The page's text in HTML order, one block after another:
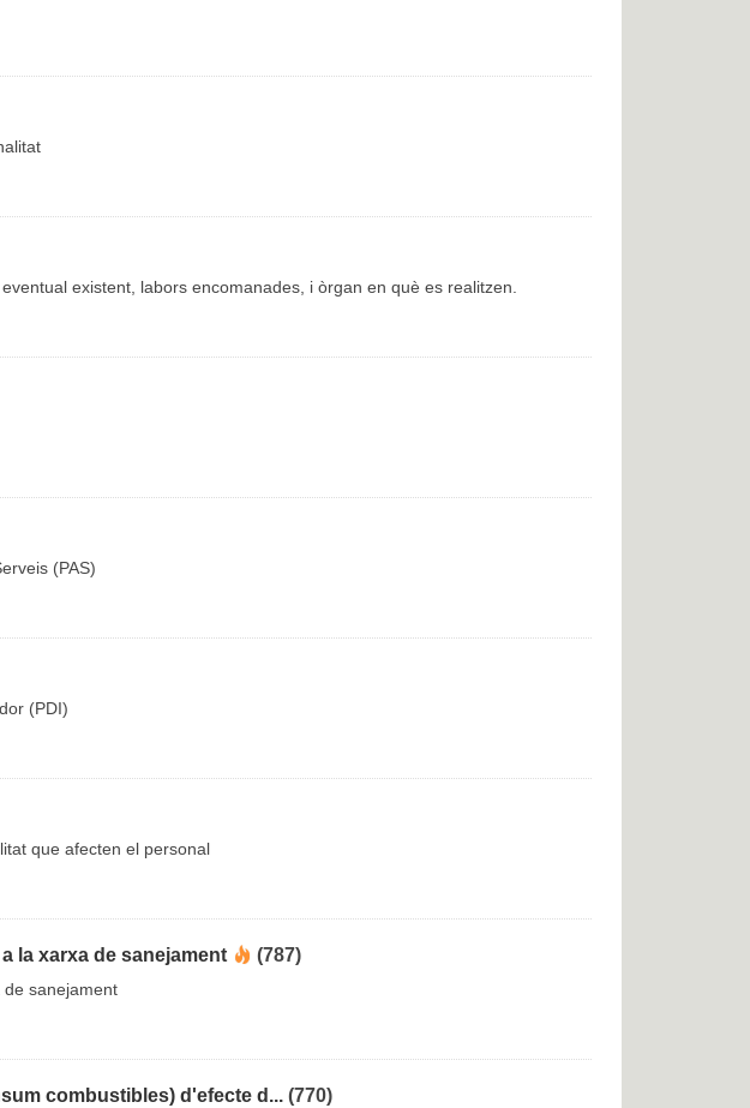
existent, labors encomanades, i òrgan en què es realitzen.
(PAS)
(PDI)
que afecten el personal
la xarxa de sanejament (787)
de sanejament
combustibles) d'efecte d... (770)